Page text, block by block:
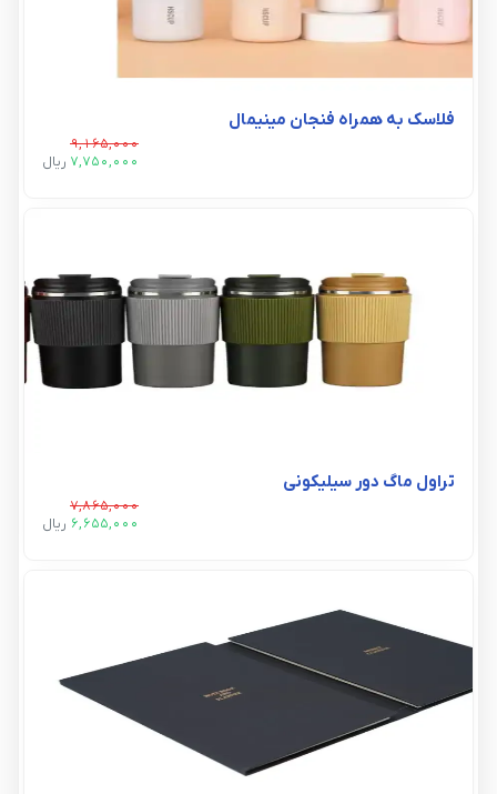
فلاسک به همراه فنجان مینیمال
9,165,000
7,750,000 ريال
تراول ماگ دور سیلیکونی
7,865,000
6,655,000 ريال